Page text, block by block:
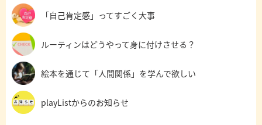
「自己肯定感」ってすごく大事
ルーティンはどうやって身に付けさせる？
絵本を通じて「人間関係」を学んで欲しい
playListからのお知らせ